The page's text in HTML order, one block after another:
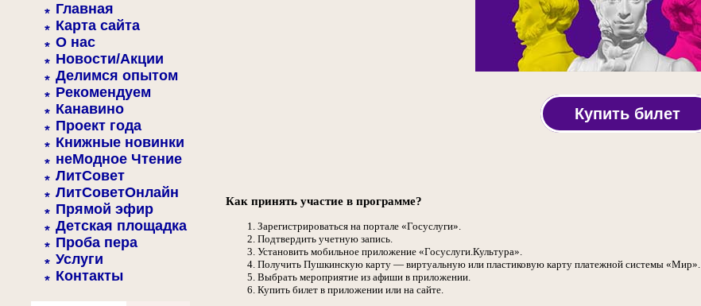
Главная
Карта сайта
О нас
Новости/Акции
Делимся опытом
Рекомендуем
Канавино
Проект года
Книжные новинки
неМодное Чтение
ЛитСовет
ЛитСоветОнлайн
Прямой эфир
Детская площадка
Проба пера
Услуги
Контакты
Купить билет
Как принять участие в программе?
Зарегистрироваться на портале «Госуслуги».
Подтвердить учетную запись.
Установить мобильное приложение «Госуслуги.Культура».
Получить Пушкинскую карту — виртуальную или пластиковую карту платежной системы «Мир».
Выбрать мероприятие из афиши в приложении.
Купить билет в приложении или на сайте.